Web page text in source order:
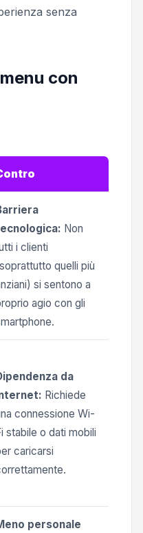
senza
con
Non
i clienti
quelli più
si sentono a
agio con gli
da
Richiede
connessione Wi-
stabile o dati mobili
caricarsi
personale